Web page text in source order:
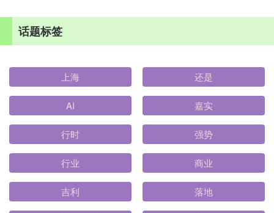
话题标签
上海 还是
AI 嘉实
行时 强势
行业 商业
吉利 落地